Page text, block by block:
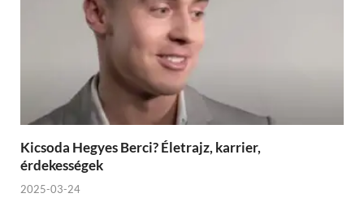
Kicsoda Hegyes Berci? Életrajz, karrier,
érdekességek
2025-03-24